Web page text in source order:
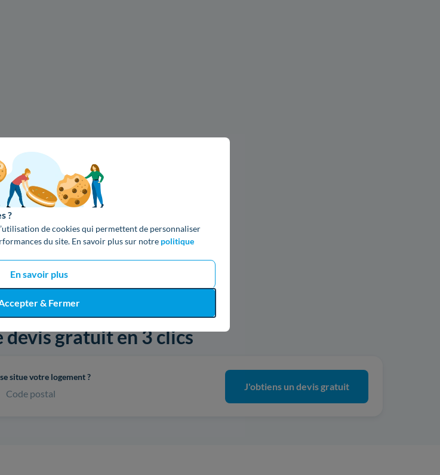
?
de cookies qui permettent de personnaliser
du site. En savoir plus sur notre politique
En savoir plus
& Fermer
devis gratuit en 3 clics
situe votre logement ?
Code postal
J'obtiens un devis gratuit